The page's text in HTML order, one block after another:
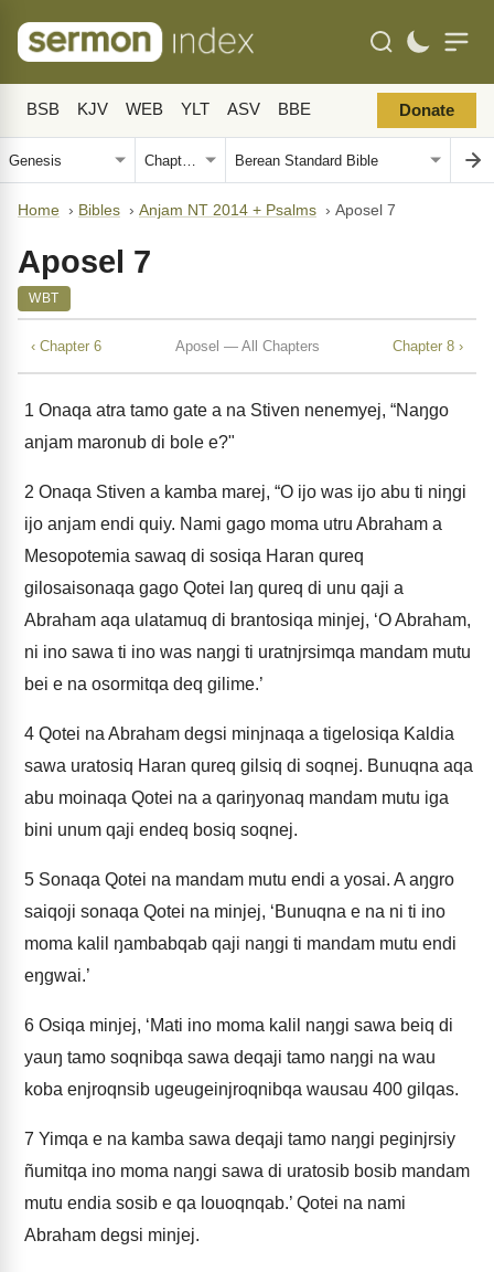
BSB KJV WEB YLT ASV BBE Donate
Home › Bibles › Anjam NT 2014 + Psalms › Aposel 7
Aposel 7
WBT
‹ Chapter 6 Aposel — All Chapters Chapter 8 ›
1 Onaqa atra tamo gate a na Stiven nenemyej, “Naŋgo
anjam maronub di bole e?"
2 Onaqa Stiven a kamba marej, “O ijo was ijo abu ti niŋgi
ijo anjam endi quiy. Nami gago moma utru Abraham a
Mesopotemia sawaq di sosiqa Haran qureq
gilosaisonaqa gago Qotei laŋ qureq di unu qaji a
Abraham aqa ulatamuq di brantosiqa minjej, ‘O Abraham,
ni ino sawa ti ino was naŋgi ti uratnjrsimqa mandam mutu
bei e na osormitqa deq gilime.’
4 Qotei na Abraham degsi minjnaqa a tigelosiqa Kaldia
sawa uratosiq Haran qureq gilsiq di soqnej. Bunuqna aqa
abu moinaqa Qotei na a qariŋyonaq mandam mutu iga
bini unum qaji endeq bosiq soqnej.
5 Sonaqa Qotei na mandam mutu endi a yosai. A aŋgro
saiqoji sonaqa Qotei na minjej, ‘Bunuqna e na ni ti ino
moma kalil ŋambabqab qaji naŋgi ti mandam mutu endi
eŋgwai.’
6 Osiqa minjej, ‘Mati ino moma kalil naŋgi sawa beiq di
yauŋ tamo soqnibqa sawa deqaji tamo naŋgi na wau
koba enjroqnsib ugeugeinjroqnibqa wausau 400 gilqas.
7 Yimqa e na kamba sawa deqaji tamo naŋgi peginjrsiy
ñumitqa ino moma naŋgi sawa di uratosib bosib mandam
mutu endia sosib e qa louoqnqab.’ Qotei na nami
Abraham degsi minjej.